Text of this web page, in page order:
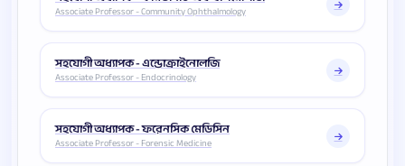
Associate Professor - Community Ophthalmology
সহযোগী অধ্যাপক - এন্ডোক্রাইনোলজি
Associate Professor - Endocrinology
সহযোগী অধ্যাপক - ফরেনসিক মেডিসিন
Associate Professor - Forensic Medicine